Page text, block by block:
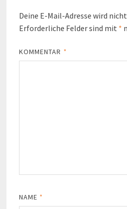
Deine E-Mail-Adresse wird
Erforderliche Felder sind mit *
KOMMENTAR *
NAME *